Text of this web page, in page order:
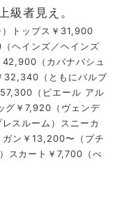
級者見え。
）トップス￥31,900
ヘインズ／ヘインズ
（カバナバシュ
32,340（ともにバルブ
（ピエール アル
グ￥7,920（ヴェンデ
スルーム）スニーカ
ン￥13,200〜（プチ
スカート￥7,700（べ